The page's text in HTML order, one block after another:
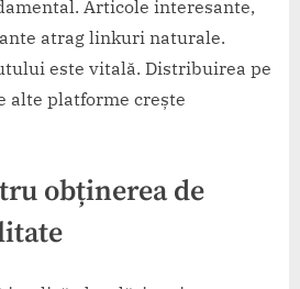
Articole interesante,
atrag linkuri naturale.
este vitală. Distribuirea pe
alte platforme crește
obținerea de